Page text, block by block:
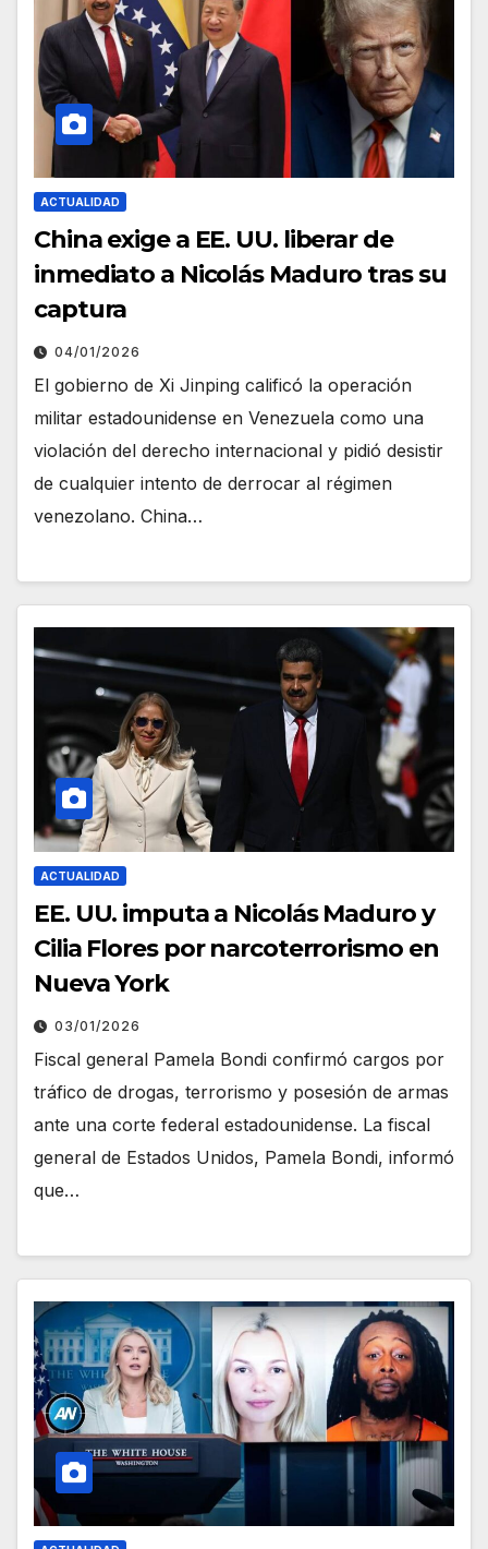
ACTUALIDAD
China exige a EE. UU. liberar de
inmediato a Nicolás Maduro tras su
captura
04/01/2026
El gobierno de Xi Jinping calificó la operación
militar estadounidense en Venezuela como una
violación del derecho internacional y pidió desistir
de cualquier intento de derrocar al régimen
venezolano. China…
ACTUALIDAD
EE. UU. imputa a Nicolás Maduro y
Cilia Flores por narcoterrorismo en
Nueva York
03/01/2026
Fiscal general Pamela Bondi confirmó cargos por
tráfico de drogas, terrorismo y posesión de armas
ante una corte federal estadounidense. La fiscal
general de Estados Unidos, Pamela Bondi, informó
que…